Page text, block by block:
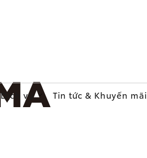
Dịch vụ Tin tức & Khuyến mãi